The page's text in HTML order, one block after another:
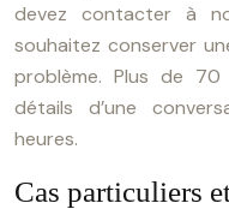
devez contacter à
souhaitez conserver
problème. Plus de
détails d’une
heures.
Cas particuliers